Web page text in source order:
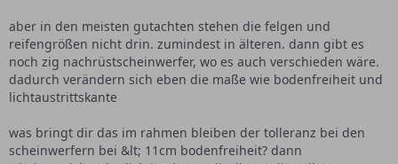
aber in den meisten gutachten stehen die felgen und
reifengrößen nicht drin. zumindest in älteren. dann gibt es
noch zig nachrüstscheinwerfer, wo es auch verschieden wäre.
dadurch verändern sich eben die maße wie bodenfreiheit und
lichtaustrittskante
was bringt dir das im rahmen bleiben der tolleranz bei den
scheinwerfern bei &lt; 11cm bodenfreiheit? dann